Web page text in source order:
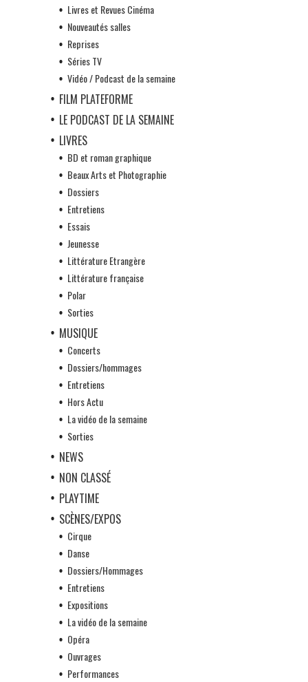
Livres et Revues Cinéma
Nouveautés salles
Reprises
Séries TV
Vidéo / Podcast de la semaine
FILM PLATEFORME
LE PODCAST DE LA SEMAINE
LIVRES
BD et roman graphique
Beaux Arts et Photographie
Dossiers
Entretiens
Essais
Jeunesse
Littérature Etrangère
Littérature française
Polar
Sorties
MUSIQUE
Concerts
Dossiers/hommages
Entretiens
Hors Actu
La vidéo de la semaine
Sorties
NEWS
NON CLASSÉ
PLAYTIME
SCÈNES/EXPOS
Cirque
Danse
Dossiers/Hommages
Entretiens
Expositions
La vidéo de la semaine
Opéra
Ouvrages
Performances